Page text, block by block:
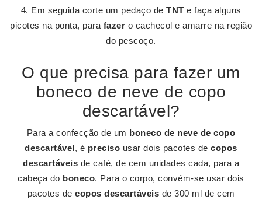
Em seguida corte um pedaço de TNT e faça alguns
picotes na ponta, para fazer o cachecol e amarre na região
do pescoço.
O que precisa para fazer um
boneco de neve de copo
descartável?
Para a confecção de um boneco de neve de copo
descartável, é preciso usar dois pacotes decopos
descartáveis de café, de cem unidades cada, para a
cabeça do boneco. Para o corpo, convém-se usar dois
pacotes de copos descartáveis de 300 ml de cem